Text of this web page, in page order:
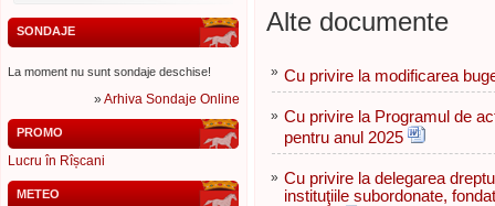
SONDAJE
La moment nu sunt sondaje deschise!
»Arhiva Sondaje Online
PROMO
Lucru în Rîșcani
METEO
Alte documente
» Cu privire la modificarea
» Cu privire la Programul de
pentru anul 2025
» Cu privire la delegarea
instituţiile subordonate,